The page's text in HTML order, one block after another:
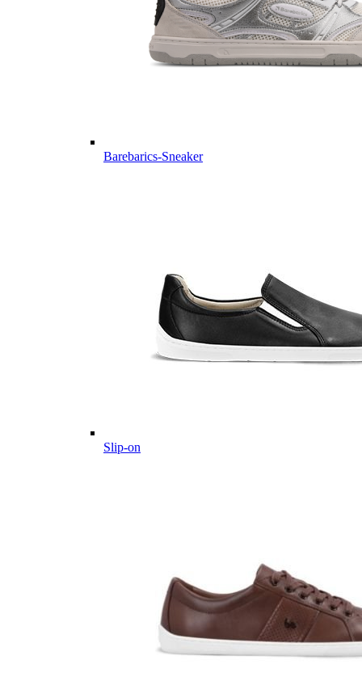
Barebarics-Sneaker
Slip-on